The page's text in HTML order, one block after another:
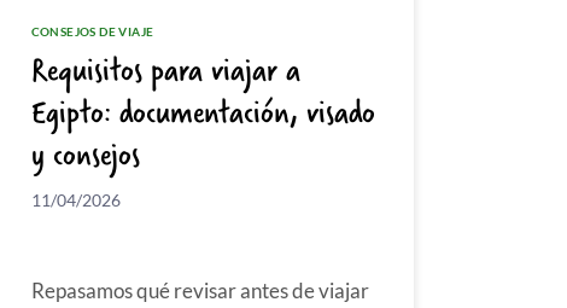
CONSEJOS DE VIAJE
Requisitos para viajar a
Egipto: documentación, visado
y consejos
11/04/2026
Repasamos qué revisar antes de viajar